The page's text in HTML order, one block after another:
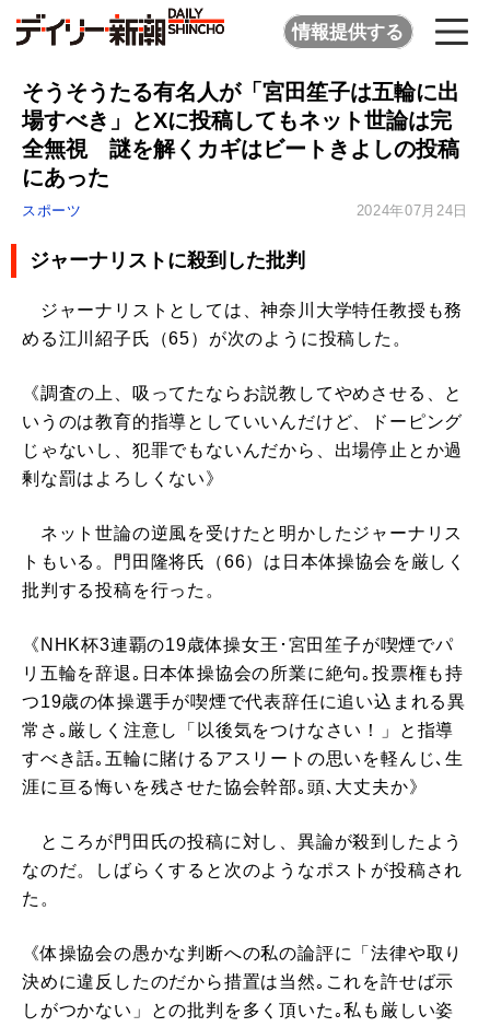
情報提供する
そうそうたる有名人が「宮田笙子は五輪に出
場すべき」とXに投稿してもネット世論は完
全無視 謎を解くカギはビートきよしの投稿
にあった
スポーツ 2024年07月24日
ジャーナリストに殺到した批判
ジャーナリストとしては、神奈川大学特任教授も務
める江川紹子氏（65）が次のように投稿した。
《調査の上、吸ってたならお説教してやめさせる、と
いうのは教育的指導としていいんだけど、ドーピング
じゃないし、犯罪でもないんだから、出場停止とか過
剰な罰はよろしくない》
ネット世論の逆風を受けたと明かしたジャーナリス
トもいる。門田隆将氏（66）は日本体操協会を厳しく
批判する投稿を行った。
《NHK杯3連覇の19歳体操女王･宮田笙子が喫煙でパ
リ五輪を辞退｡日本体操協会の所業に絶句｡投票権も持
つ19歳の体操選手が喫煙で代表辞任に追い込まれる異
常さ｡厳しく注意し「以後気をつけなさい！」と指導
すべき話｡五輪に賭けるアスリートの思いを軽んじ､生
涯に亘る悔いを残させた協会幹部｡頭､大丈夫か》
ところが門田氏の投稿に対し、異論が殺到したよう
なのだ。しばらくすると次のようなポストが投稿され
た。
《体操協会の愚かな判断への私の論評に「法律や取り
決めに違反したのだから措置は当然｡これを許せば示
しがつかない」との批判を多く頂いた｡私も厳しい姿